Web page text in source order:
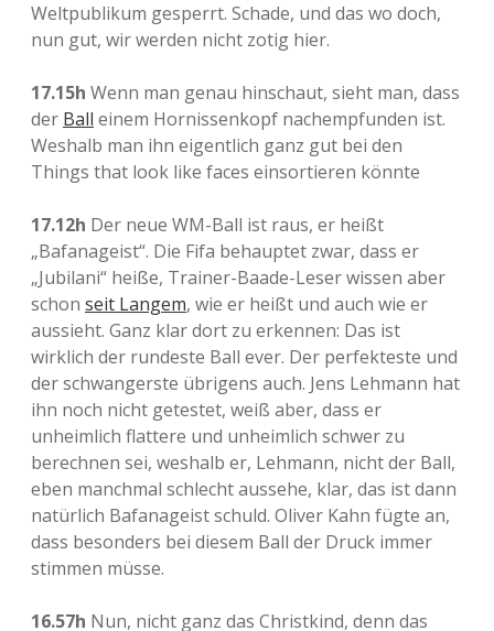
Weltpublikum gesperrt. Schade, und das wo doch,
nun gut, wir werden nicht zotig hier.
17.15h Wenn man genau hinschaut, sieht man, dass
der Ball einem Hornissenkopf nachempfunden ist.
Weshalb man ihn eigentlich ganz gut bei den
Things that look like faces einsortieren könnte
17.12h Der neue WM-Ball ist raus, er heißt
„Bafanageist“. Die Fifa behauptet zwar, dass er
„Jubilani“ heiße, Trainer-Baade-Leser wissen aber
schon seit Langem, wie er heißt und auch wie er
aussieht. Ganz klar dort zu erkennen: Das ist
wirklich der rundeste Ball ever. Der perfekteste und
der schwangerste übrigens auch. Jens Lehmann hat
ihn noch nicht getestet, weiß aber, dass er
unheimlich flattere und unheimlich schwer zu
berechnen sei, weshalb er, Lehmann, nicht der Ball,
eben manchmal schlecht aussehe, klar, das ist dann
natürlich Bafanageist schuld. Oliver Kahn fügte an,
dass besonders bei diesem Ball der Druck immer
stimmen müsse.
16.57h Nun, nicht ganz das Christkind, denn das